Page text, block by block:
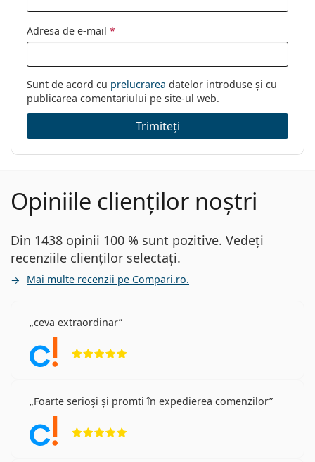
Adresa de e-mail *
Sunt de acord cu prelucrarea datelor introduse și cu
publicarea comentariului pe site-ul web.
Trimiteți
Opiniile clienților noștri
Din 1438 opinii 100 % sunt pozitive. Vedeți
recenziile clienților selectați.
Mai multe recenzii pe Compari.ro.
ceva extraordinar
Foarte serioși și promti în expedierea comenzilor